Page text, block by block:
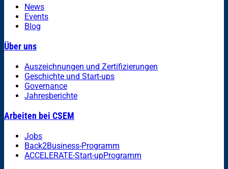
News
Events
Blog
Über uns
Auszeichnungen und Zertifizierungen
Geschichte und Start-ups
Governance
Jahresberichte
Arbeiten bei CSEM
Jobs
Back2Business-Programm
ACCELERATE-Start-upProgramm